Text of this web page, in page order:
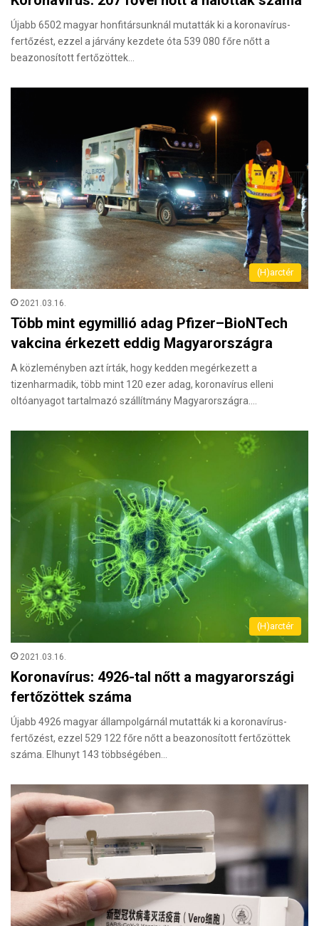
Újabb 6502 magyar honfitársunknál mutatták ki a koronavírus-
fertőzést, ezzel a járvány kezdete óta 539 080 főre nőtt a
beazonosított fertőzöttek…
(H)arctér
2021.03.16.
Több mint egymillió adag Pfizer–BioNTech
vakcina érkezett eddig Magyarországra
A közleményben azt írták, hogy kedden megérkezett a
tizenharmadik, több mint 120 ezer adag, koronavírus elleni
oltóanyagot tartalmazó szállítmány Magyarországra.…
(H)arctér
2021.03.16.
Koronavírus: 4926-tal nőtt a magyarországi
fertőzöttek száma
Újabb 4926 magyar állampolgárnál mutatták ki a koronavírus-
fertőzést, ezzel 529 122 főre nőtt a beazonosított fertőzöttek
száma. Elhunyt 143 többségében…